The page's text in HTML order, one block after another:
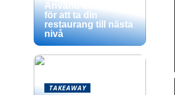
Använd dessa tips
för att ta din
restaurang till nästa
nivå
TAKEAWAY